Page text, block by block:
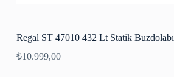
Regal ST 47010 432 Lt Statik Buzdolabı
₺10.999,00